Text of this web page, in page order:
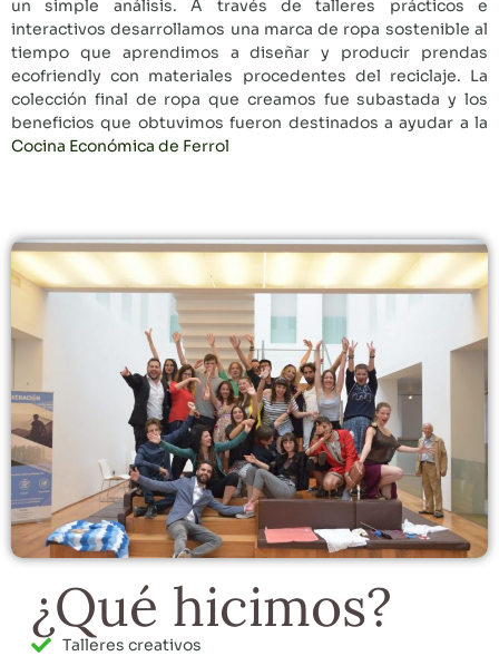
un simple análisis. A través de talleres prácticos e
interactivos desarrollamos una marca de ropa sostenible al
tiempo que aprendimos a diseñar y producir prendas
ecofriendly con materiales procedentes del reciclaje. La
colección final de ropa que creamos fue subastada y los
beneficios que obtuvimos fueron destinados a ayudar a la
Cocina Económica de Ferrol
¿Qué hicimos?
Talleres creativos